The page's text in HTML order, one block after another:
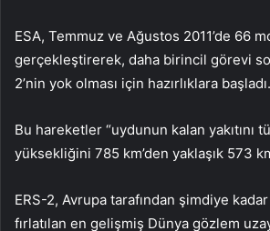
ESA, Temmuz ve Ağustos 2011’de 66
gerçekleştirerek, daha birincil görevi
2’nin yok olması için hazırlıklara başladı.
Bu hareketler “uydunun kalan yakıtını
yüksekliğini 785 km’den yaklaşık 573
ERS-2, Avrupa tarafından şimdiye
fırlatılan en gelişmiş Dünya gözlem